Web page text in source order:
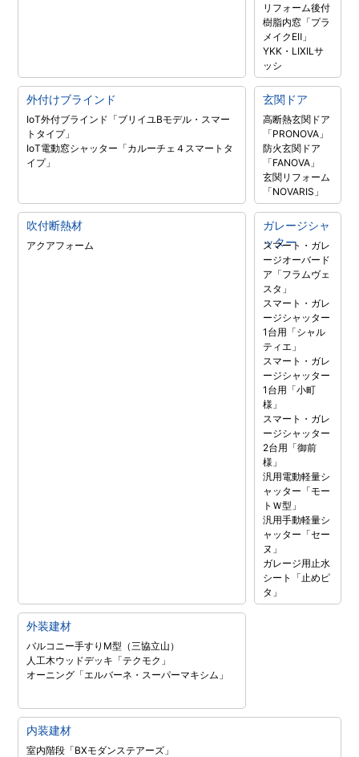
リフォーム後付
樹脂内窓「プラ
メイクEⅡ」
YKK・LIXILサ
ッシ
外付けブラインド
IoT外付ブラインド「ブリイユBモデル・スマー
トタイプ」
IoT電動窓シャッター「カルーチェ４スマートタ
イプ」
玄関ドア
高断熱玄関ドア
「PRONOVA」
防火玄関ドア
「FANOVA」
玄関リフォーム
「NOVARIS」
吹付断熱材
アクアフォーム
ガレージシャ
ッター
スマート・ガレ
ージオーバード
ア「フラムヴェ
スタ」
スマート・ガレ
ージシャッター
1台用「シャル
ティエ」
スマート・ガレ
ージシャッター
1台用「小町
様」
スマート・ガレ
ージシャッター
2台用「御前
様」
汎用電動軽量シ
ャッター「モー
トＷ型」
汎用手動軽量シ
ャッター「セー
ヌ」
ガレージ用止水
シート「止めピ
タ」
外装建材
バルコニー手すりM型（三協立山）
人工木ウッドデッキ「テクモク」
オーニング「エルバーネ・スーパーマキシム」
内装建材
室内階段「BXモダンステアーズ」